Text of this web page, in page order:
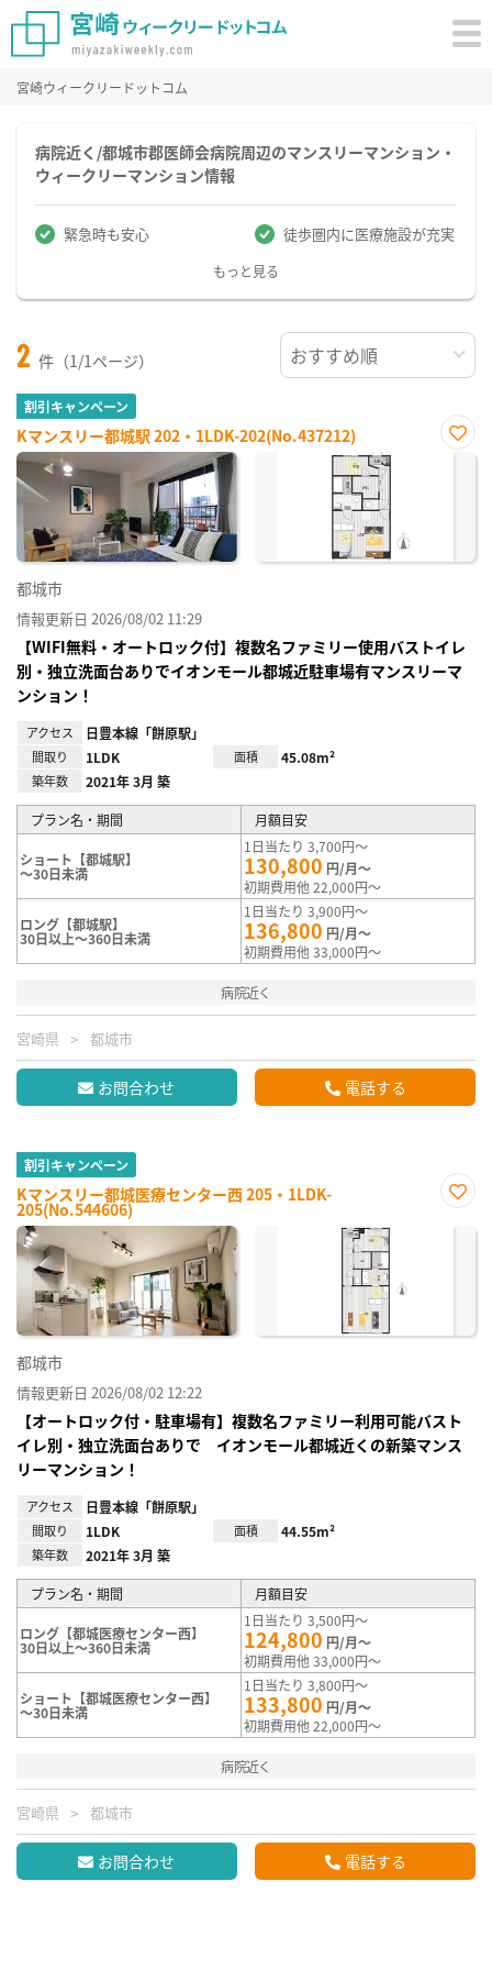
宮崎ウィークリードットコム
病院近く/都城市郡医師会病院周辺のマンスリーマンション・
ウィークリーマンション情報
緊急時も安心 徒歩圏内に医療施設が充実
もっと見る
2 件（1/1ページ）
割引キャンペーン
Kマンスリー都城駅 202・1LDK-202(No.437212)
お気
都城市
情報更新日 2026/08/02 11:29
【WIFI無料・オートロック付】複数名ファミリー使用バストイレ
別・独立洗面台ありでイオンモール都城近駐車場有マンスリーマ
ンション！
アクセス 日豊本線「餅原駅」
間取り 1LDK 面積 45.08m²
築年数 2021年 3月 築
プラン名・期間 月額目安
ショート【都城駅】
～30日未満
1日当たり 3,700円～
130,800 円/月～
初期費用他 22,000円～
ロング【都城駅】
30日以上～360日未満
1日当たり 3,900円～
136,800 円/月～
初期費用他 33,000円～
病院近く
宮崎県 都城市
お問合わせ 電話する
割引キャンペーン
Kマンスリー都城医療センター西 205・1LDK-
205(No.544606)
に入
都城市
情報更新日 2026/08/02 12:22
【オートロック付・駐車場有】複数名ファミリー利用可能バスト
イレ別・独立洗面台ありで イオンモール都城近くの新築マンス
リーマンション！
アクセス 日豊本線「餅原駅」
間取り 1LDK 面積 44.55m²
築年数 2021年 3月 築
プラン名・期間 月額目安
ロング【都城医療センター西】
30日以上～360日未満
1日当たり 3,500円～
124,800 円/月～
初期費用他 33,000円～
ショート【都城医療センター西】
～30日未満
1日当たり 3,800円～
133,800 円/月～
初期費用他 22,000円～
病院近く
宮崎県 都城市
お問合わせ 電話する